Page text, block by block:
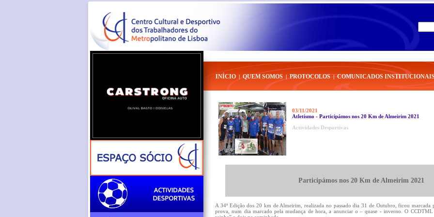
INÍCIO | QUEM SOMOS | PROTOCOLOS | COMUNICADOS
03/11/2021
Atletismo - Participámos nos 20 Km de Almeirim 2021
Actividades Desportivas
Participámos nos 20 Km de Almeirim 2021
A 34ª Edição dos 20 km de Almeirim, realizada no passado dia 31 de Outubro, ficou marcada
prova, num dia marcado pela mudança de hora, a anunciar o – quase - inverno. O CCDTML